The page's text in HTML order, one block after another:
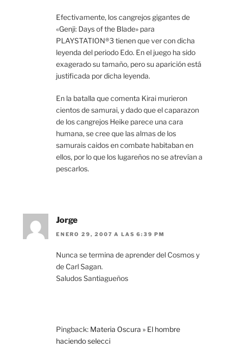
Efectivamente, los cangrejos gigantes de
«Genji: Days of the Blade» para
PLAYSTATION®3 tienen que ver con dicha
leyenda del periodo Edo. En el juego ha sido
exagerado su tamaño, pero su aparición está
justificada por dicha leyenda.
En la batalla que comenta Kirai murieron
cientos de samurai, y dado que el caparazon
de los cangrejos Heike parece una cara
humana, se cree que las almas de los
samurais caidos en combate habitaban en
ellos, por lo que los lugareños no se atrevían a
pescarlos.
Jorge
ENERO 29, 2007 A LAS 6:39 PM
Nunca se termina de aprender del Cosmos y
de Carl Sagan.
Saludos Santiagueños
Pingback: Materia Oscura » El hombre
haciendo selecci